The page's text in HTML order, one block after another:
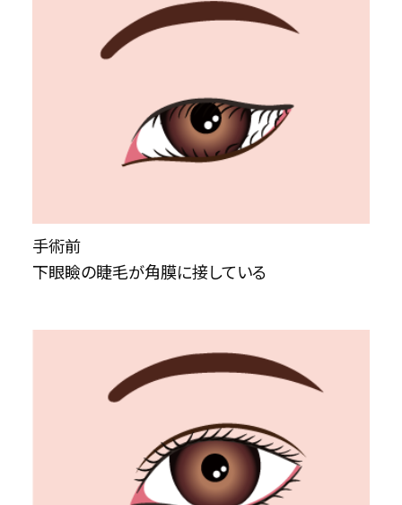
手術前
下眼瞼の睫毛が角膜に接している